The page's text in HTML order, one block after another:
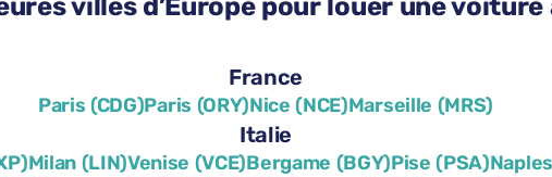
villes d’Europe pour louer une voiture
France
Paris (CDG)Paris (ORY)Nice (NCE)Marseille (MRS)
Italie
Milan (LIN)Venise (VCE)Bergame (BGY)Pise (PSA)